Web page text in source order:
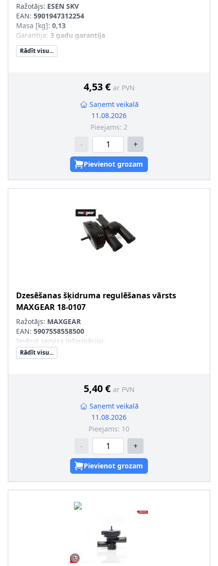
Ražotājs: ESEN SKV
EAN: 5901947312254
Masa [kg]: 0,13
Garantija: 3 gadu garantija
Jaunā det. obl. jāsal. ar veco det.(īpaši OE/oriģ. det. Nr.)
Rādīt visu...
4,53 € ar PVN
Saņemt veikalā
11.08.2026
Pieejams: 2
- +
Pievienot grozam
Dzesēšanas šķidruma regulēšanas vārsts
MAXGEAR 18-0107
Ražotājs: MAXGEAR
EAN: 5907558558500
Ievērot servisa informāciju:
Rādīt visu...
5,40 € ar PVN
Saņemt veikalā
11.08.2026
Pieejams: 10
- +
Pievienot grozam